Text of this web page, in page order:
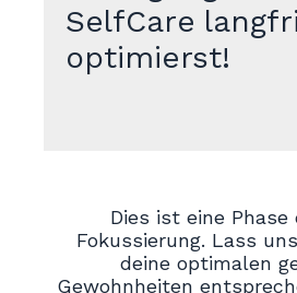
SelfCare
optimierst!
Dies ist eine Phase
Fokussierung. Lass
deine optimalen
Gewohnheiten